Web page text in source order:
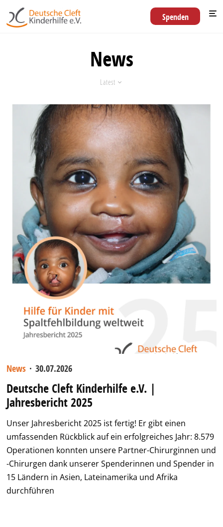
Spenden
News
Latest
News · 30.07.2026
Deutsche Cleft Kinderhilfe e.V. |
Jahresbericht 2025
Unser Jahresbericht 2025 ist fertig! Er gibt einen
umfassenden Rückblick auf ein erfolgreiches Jahr: 8.579
Operationen konnten unsere Partner-Chirurginnen und
-Chirurgen dank unserer Spenderinnen und Spender in
15 Ländern in Asien, Lateinamerika und Afrika
durchführen